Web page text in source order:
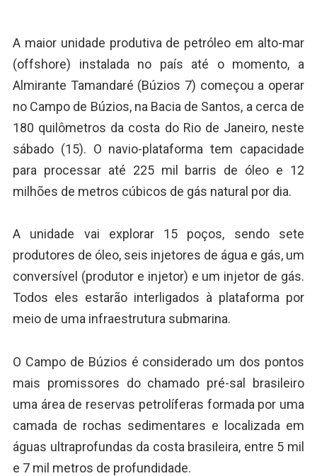
A maior unidade produtiva de petróleo em alto-mar
(offshore) instalada no país até o momento, a
Almirante Tamandaré (Búzios 7) começou a operar
no Campo de Búzios, na Bacia de Santos, a cerca de
180 quilômetros da costa do Rio de Janeiro, neste
sábado (15). O navio-plataforma tem capacidade
para processar até 225 mil barris de óleo e 12
milhões de metros cúbicos de gás natural por dia.
A unidade vai explorar 15 poços, sendo sete
produtores de óleo, seis injetores de água e gás, um
conversível (produtor e injetor) e um injetor de gás.
Todos eles estarão interligados à plataforma por
meio de uma infraestrutura submarina.
O Campo de Búzios é considerado um dos pontos
mais promissores do chamado pré-sal brasileiro
uma área de reservas petrolíferas formada por uma
camada de rochas sedimentares e localizada em
águas ultraprofundas da costa brasileira, entre 5 mil
e 7 mil metros de profundidade.